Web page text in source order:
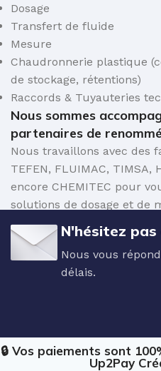
Dosage
Transfert de fluide
Mesure
Chaudronnerie plastique
de stockage, rétentions)
Raccords & Tuyauteries
Nous sommes
partenaires de
Nous travaillons avec des
TEFEN, FLUIMAC, TIMSA,
encore CHEMITEC pour
solutions de dosage et de
de l'eau. N'hésitez
Nous vous
délais.
🔒 Vos paiements sont
Up2Pay